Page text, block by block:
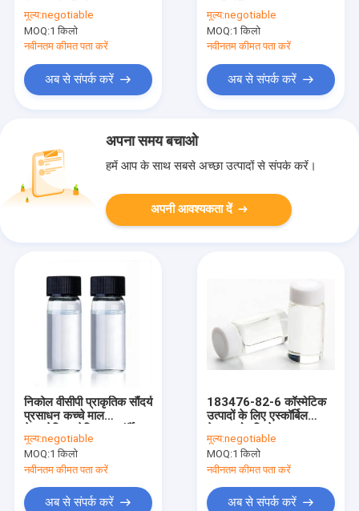
मूल्य:negotiable
MOQ:1 किलो
नवीनतम कीमत पता करें
अब से संपर्क करें
हेक्सिलडेकनोएट
मूल्य:negotiable
MOQ:1 किलो
नवीनतम कीमत पता करें
अब से संपर्क करें
अपना समय बचाओ
हमें आप के साथ सबसे अच्छा उत्पादों से संपर्क करें।
अपनी आवश्यकता दें
निकोल वीसीपी प्राकृतिक सौंदर्य
प्रसाधन कच्चे माल
तरल
मूल्य:negotiable
MOQ:1 किलो
नवीनतम कीमत पता करें
अब से संपर्क करें
183476-82-6 कॉस्मेटिक
उत्पादों के लिए एस्कॉर्बिल
मूल्य:negotiable
MOQ:1 किलो
नवीनतम कीमत पता करें
अब से संपर्क करें